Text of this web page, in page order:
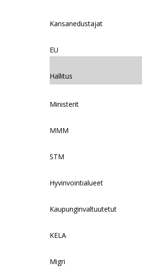
Kansanedustajat
EU
Hallitus
Ministerit
MMM
STM
Hyvinvointialueet
Kaupunginvaltuutetut
KELA
Migri